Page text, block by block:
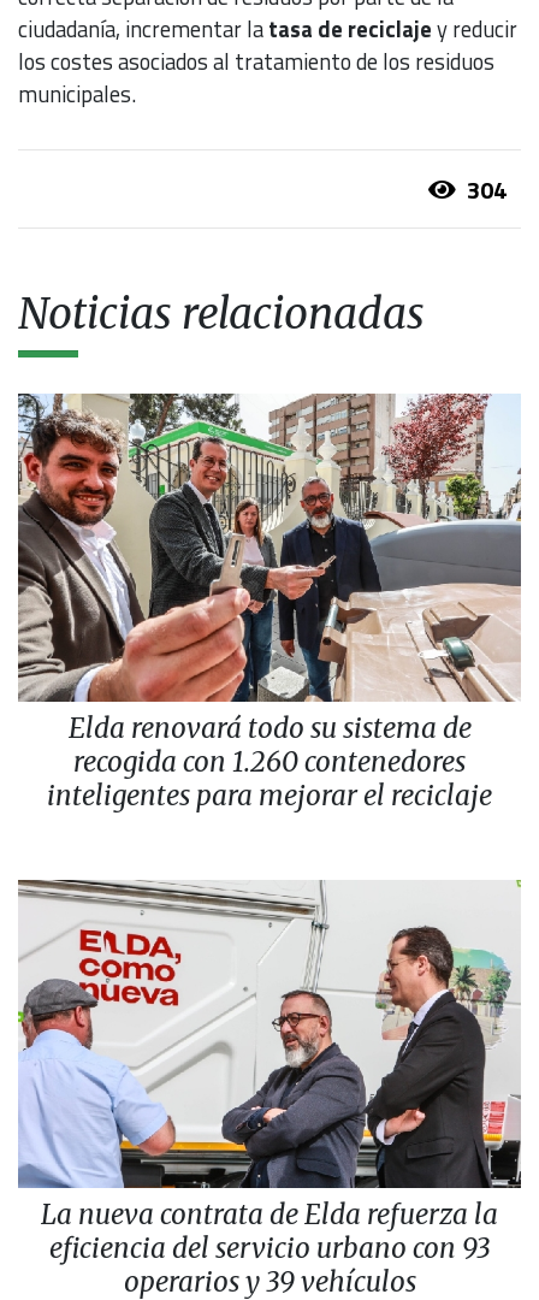
ciudadanía, incrementar latasa de reciclajey reducir
los costes asociados al tratamiento de los residuos
municipales.
304
Noticias relacionadas
Elda renovará todo su sistema de
recogida con 1.260 contenedores
inteligentes para mejorar el reciclaje
La nueva contrata de Elda refuerza la
eficiencia del servicio urbano con 93
operarios y 39 vehículos